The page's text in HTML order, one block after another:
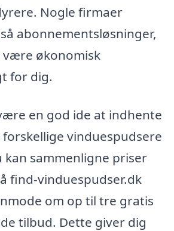
Nogle firmaer
abonnementsløsninger,
være økonomisk
for dig.
en god ide at indhente
vinduespudsere
kan sammenligne priser
find-vinduespudser.dk
om op til tre gratis
tilbud. Dette giver dig